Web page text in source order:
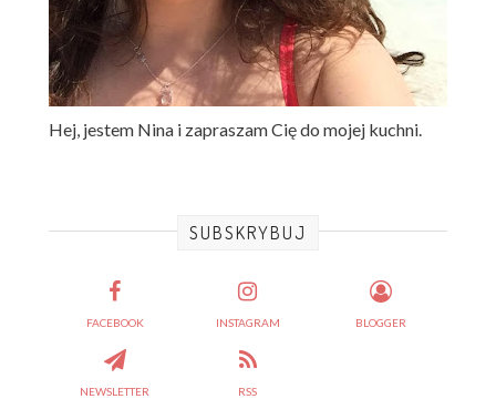
Hej, jestem Nina i zapraszam Cię do mojej kuchni.
SUBSKRYBUJ
FACEBOOK INSTAGRAM BLOGGER
NEWSLETTER RSS